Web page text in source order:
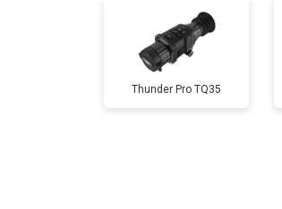
Thunder Pro TQ35